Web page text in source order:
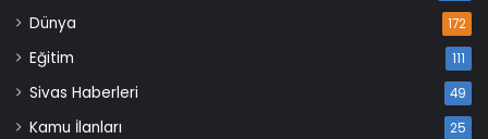
Dünya 172
Eğitim 111
Sivas Haberleri 49
Kamu İlanları 25